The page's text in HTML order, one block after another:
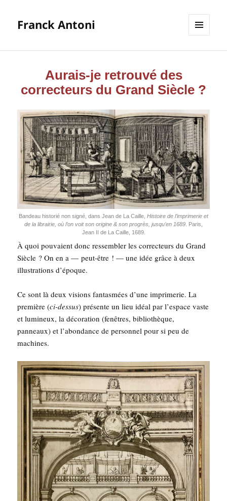
Franck Antoni
ET
Aurais-je retrouvé des
correcteurs du Grand Siècle ?
Ban­deau his­to­rié non signé, dans Jean de La Caille, His­toire de l’imprimerie et
de la librai­rie, où l’on voit son ori­gine & son pro­grès, jusqu’en 1689 . Paris,
Jean II de La Caille, 1689.
À quoi pou­vaient donc res­sem­bler les cor­rec­teurs du Grand
Siècle ? On en a — peut-être ! — une idée grâce à deux
illus­tra­tions d’époque.
Ce sont là deux visions fan­tas­mées d’une impri­me­rie. La
pre­mière (ci-des­sus) pré­sente un lieu idéal par l’espace vaste
et lumi­neux, la déco­ra­tion (fenêtres, biblio­thèque,
pan­neaux) et l’abondance de per­son­nel pour si peu de
machines.